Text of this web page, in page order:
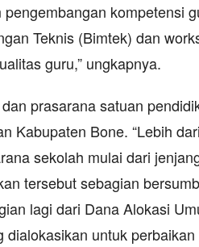
kompetensi
Teknis (Bimtek) dan
guru,” ungkapnya.
prasarana satuan
Kabupaten Bone. “Lebih
sekolah mulai dari
tersebut sebagian
lagi dari Dana Alokasi
untuk